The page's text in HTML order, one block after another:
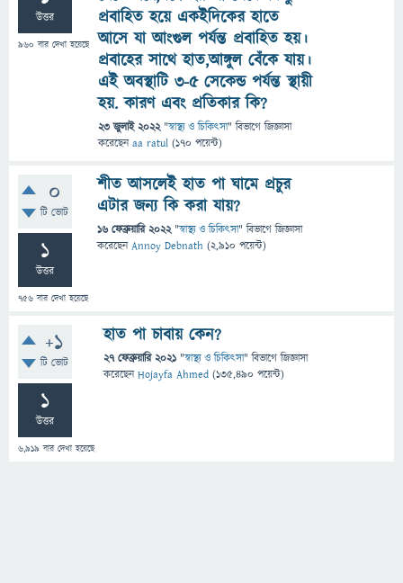
উত্তর
960 বার দেখা হয়েছে
প্রবাহিত হয়ে একইদিকের হাতে
আসে যা আংগুল পর্যন্ত প্রবাহিত হয়।
প্রবাহের সাথে হাত,আঙ্গুল বেঁকে যায়।
এই অবস্থাটি 3-৫ সেকেন্ড পর্যন্ত স্থায়ী
হয়. কারণ এবং প্রতিকার কি?
23 জুলাই 2022 "স্বাস্থ্য ও চিকিৎসা" বিভাগে জিজ্ঞাসা
করেছেনaa ratul (170 পয়েন্ট)
0
টি ভোট
1
উত্তর
756 বার দেখা হয়েছে
শীত আসলেই হাত পা ঘামে প্রচুর
এটার জন্য কি করা যায়?
16 ফেব্রুয়ারি 2022 "স্বাস্থ্য ও চিকিৎসা" বিভাগে জিজ্ঞাসা
করেছেনAnnoy Debnath (2,910 পয়েন্ট)
+1
টি ভোট
1
উত্তর
6,919 বার দেখা হয়েছে
হাত পা চাবায় কেন?
27 ফেব্রুয়ারি 2021 "স্বাস্থ্য ও চিকিৎসা" বিভাগে জিজ্ঞাসা
করেছেনHojayfa Ahmed (135,490 পয়েন্ট)